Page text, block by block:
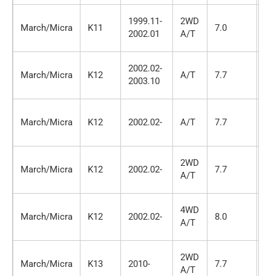
March/Micra K11
1999.11-
2002.01
2WD
A/T
7.0
March/Micra K12
2002.02-
2003.10
A/T 7.7
March/Micra K12 2002.02- A/T 7.7
March/Micra K12 2002.02-
2WD
A/T
7.7
March/Micra K12 2002.02-
4WD
A/T
8.0
March/Micra K13 2010-
2WD
A/T
7.7